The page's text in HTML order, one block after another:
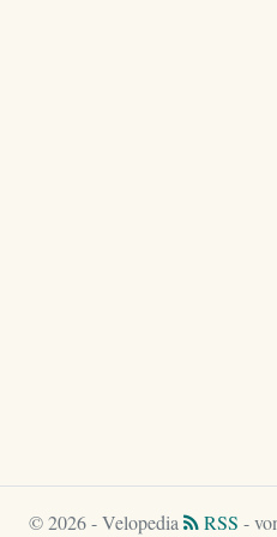
© 2026 - Velopedia RSS -